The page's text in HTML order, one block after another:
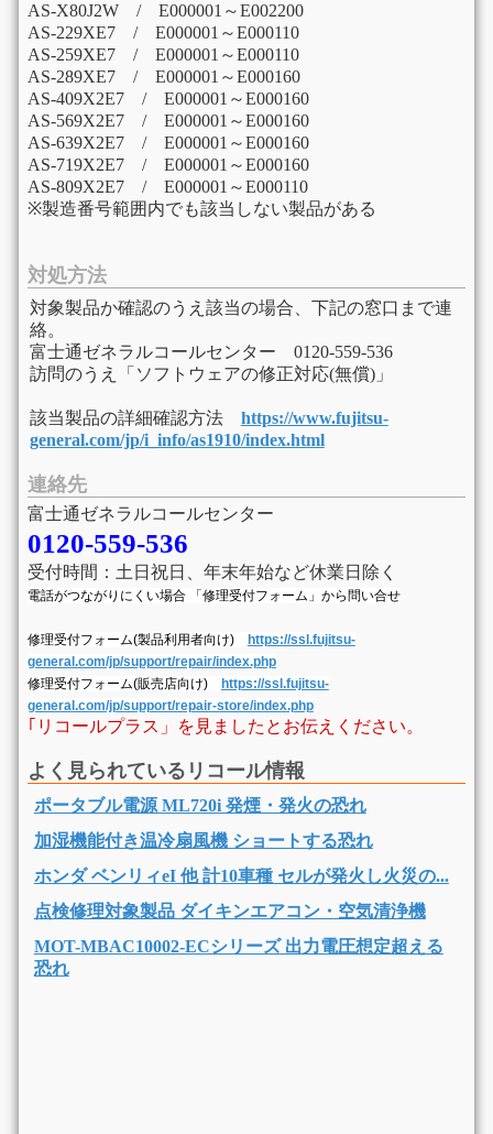
AS-X80J2W / E000001～E002200
AS-229XE7 / E000001～E000110
AS-259XE7 / E000001～E000110
AS-289XE7 / E000001～E000160
AS-409X2E7 / E000001～E000160
AS-569X2E7 / E000001～E000160
AS-639X2E7 / E000001～E000160
AS-719X2E7 / E000001～E000160
AS-809X2E7 / E000001～E000110
※製造番号範囲内でも該当しない製品がある
対処方法
対象製品か確認のうえ該当の場合、下記の窓口まで連
絡。
富士通ゼネラルコールセンター 0120-559-536
訪問のうえ「ソフトウェアの修正対応(無償)」
該当製品の詳細確認方法 https://www.fujitsu-
general.com/jp/i_info/as1910/index.html
連絡先
富士通ゼネラルコールセンター
0120-559-536
受付時間：土日祝日、年末年始など休業日除く
電話がつながりにくい場合 「修理受付フォーム」から問い合せ
修理受付フォーム(製品利用者向け)
https://ssl.fujitsu-
general.com/jp/support/repair/index.php
修理受付フォーム(販売店向け)
https://ssl.fujitsu-
general.com/jp/support/repair-store/index.php
｢リコールプラス」を見ましたとお伝えください。
よく見られているリコール情報
ポータブル電源 ML720i 発煙・発火の恐れ
加湿機能付き温冷扇風機 ショートする恐れ
ホンダ ベンリィeI 他 計10車種 セルが発火し火災の...
点検修理対象製品 ダイキンエアコン・空気清浄機
MOT-MBAC10002-ECシリーズ 出力電圧想定超える
恐れ